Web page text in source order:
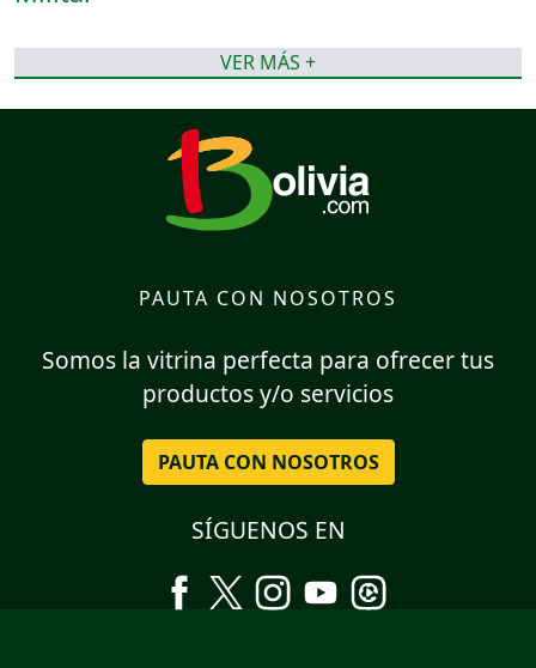
VER MÁS +
PAUTA CON NOSOTROS
Somos la vitrina perfecta para ofrecer tus
productos y/o servicios
PAUTA CON NOSOTROS
SÍGUENOS EN